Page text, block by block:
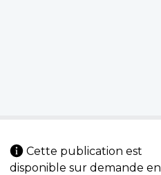
Cette publication est
disponible sur demande en